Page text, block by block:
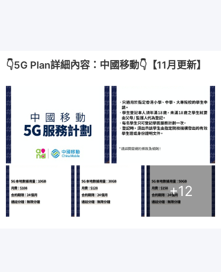
👇5G Plan詳細內容：中國移動👇【11月更新】
+12